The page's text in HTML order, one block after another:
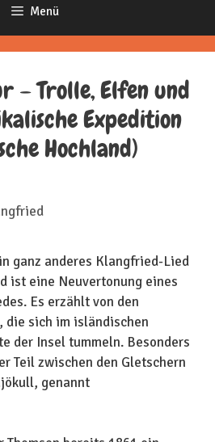
Menü
– Trolle, Elfen und
Expedition
Hochland)
ganz anderes Klangfried-Lied
ist eine Neuvertonung eines
Es erzählt von den
die sich im isländischen
der Insel tummeln. Besonders
Teil zwischen den Gletschern
genannt